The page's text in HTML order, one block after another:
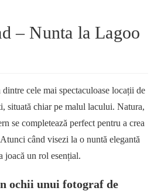
– Nunta la Lagoo
dintre cele mai spectaculoase locații de
situată chiar pe malul lacului. Natura,
se completează perfect pentru a crea
când visezi la o nuntă elegantă
joacă un rol esențial.
ochii unui fotograf de